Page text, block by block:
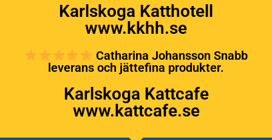
Karlskoga Katthotell
www.kkhh.se
Catharina Johansson Snabb
leverans och jättefina produkter.
Karlskoga Kattcafe
www.kattcafe.se